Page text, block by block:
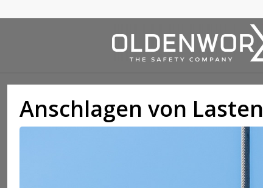
Anschlagen von Lasten